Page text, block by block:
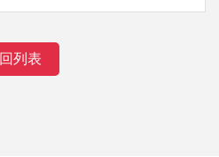
回列表